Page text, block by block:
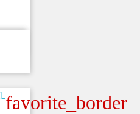
favorite_border